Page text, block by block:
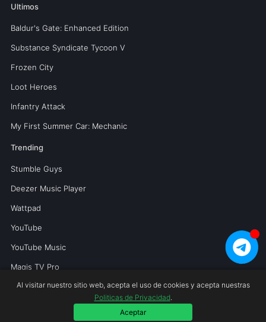
Ultimos
Baldur's Gate: Enhanced Edition
Substance Syndicate Tycoon V
Frozen City
Loot Heroes
Infantry Attack
My First Summer Car: Mechanic
Trending
Stumble Guys
Deezer Music Player
Wattpad
YouTube
YouTube Music
Magis TV Pro
Copyright © 2026 Mundoperfecto.net.
Al visitar nuestro sitio web, acepta el uso de cookies y acepta nuestras
Politicas de Privacidad.
Aceptar